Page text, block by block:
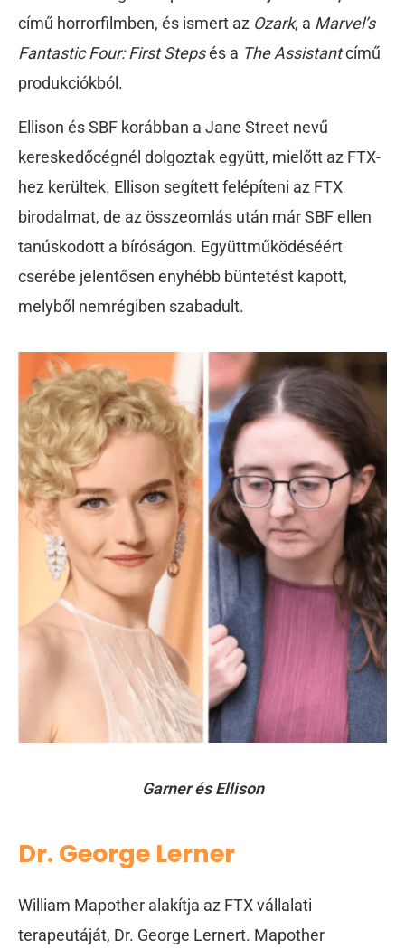
című horrorfilmben, és ismert az Ozark, a Marvel’s
Fantastic Four: First Stepsés a The Assistantcímű
produkciókból.
Ellison és SBF korábban a Jane Street nevű
kereskedőcégnél dolgoztak együtt, mielőtt az FTX-
hez kerültek. Ellison segített felépíteni az FTX
birodalmat, de az összeomlás után már SBF ellen
tanúskodott a bíróságon. Együttműködéséért
cserébe jelentősen enyhébb büntetést kapott,
melyből nemrégiben szabadult.
Garner és Ellison
Dr. George Lerner
William Mapother alakítja az FTX vállalati
terapeutáját, Dr. George Lernert. Mapother